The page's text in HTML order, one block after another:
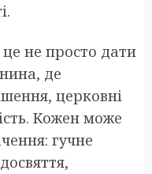
це не просто дати
де
церковні
Кожен може
гучне